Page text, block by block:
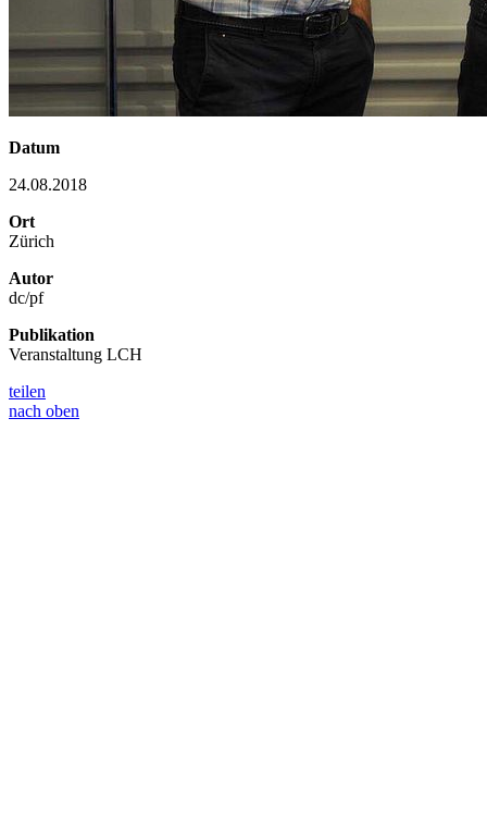
Datum
24.08.2018
Ort
Zürich
Autor
dc/pf
Publikation
Veranstaltung LCH
teilen
nach oben